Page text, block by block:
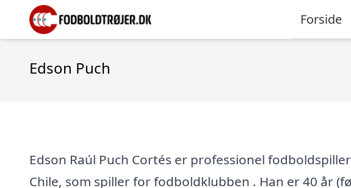
Forside
Edson Puch
Edson Raúl Puch Cortés er professionel
Chile, som spiller for fodboldklubben . Han er 40 år